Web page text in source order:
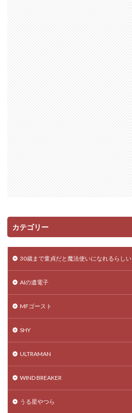
カテゴリー
30歳まで童貞だと魔法使いになれるらしい
AIの遺電子
MFゴースト
SHY
ULTRAMAN
WIND BREAKER
うる星やつら